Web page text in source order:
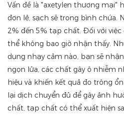
Vấn đề là "axetylen thương mại"
đơn lẻ, sạch sẽ trong bình chứa.
2% đến 5% tạp chất. Đối với
thể không bao giờ nhận thấy.
dụng nhạy cảm nào, bạn sẽ
ngọn lửa, các chất gây ô nhiễm
hiệu và khiến kết quả đo trông
lại dịch chuyển đủ để gây ảnh
chất, tạp chất có thể xuất hiện